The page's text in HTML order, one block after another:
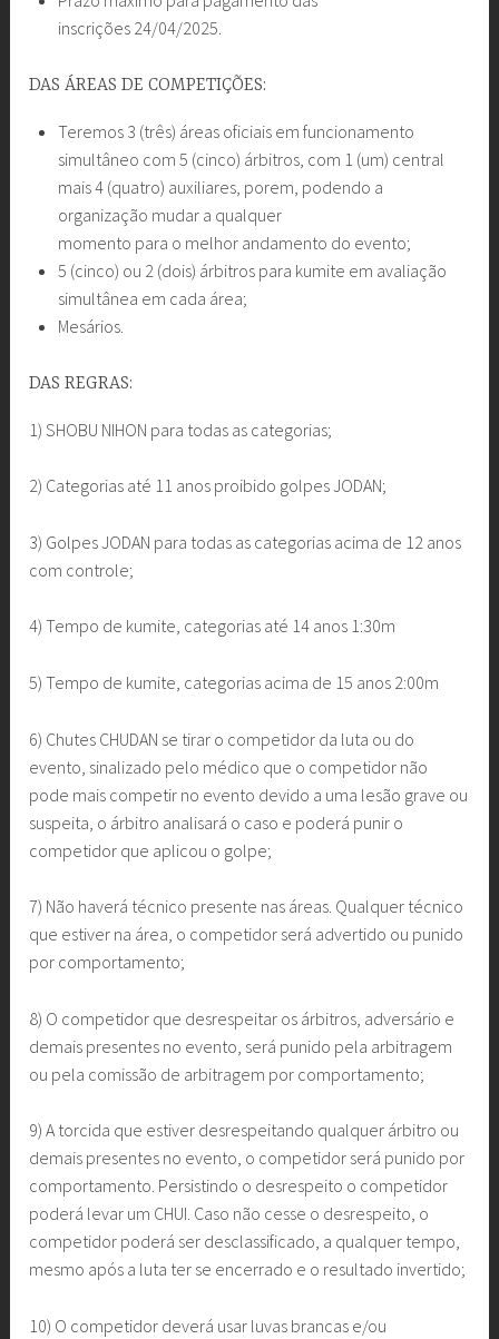
inscrições 24/04/2025.
DAS ÁREAS DE COMPETIÇÕES:
Teremos 3 (três) áreas oficiais em funcionamento
simultâneo com 5 (cinco) árbitros, com 1 (um) central
mais 4 (quatro) auxiliares, porem, podendo a
organização mudar a qualquer
momento para o melhor andamento do evento;
5 (cinco) ou 2 (dois) árbitros para kumite em avaliação
simultânea em cada área;
Mesários.
DAS REGRAS:
1) SHOBU NIHON para todas as categorias;
2) Categorias até 11 anos proibido golpes JODAN;
3) Golpes JODAN para todas as categorias acima de 12 anos
com controle;
4) Tempo de kumite, categorias até 14 anos 1:30m
5) Tempo de kumite, categorias acima de 15 anos 2:00m
6) Chutes CHUDAN se tirar o competidor da luta ou do
evento, sinalizado pelo médico que o competidor não
pode mais competir no evento devido a uma lesão grave ou
suspeita, o árbitro analisará o caso e poderá punir o
competidor que aplicou o golpe;
7) Não haverá técnico presente nas áreas. Qualquer técnico
que estiver na área, o competidor será advertido ou punido
por comportamento;
8) O competidor que desrespeitar os árbitros, adversário e
demais presentes no evento, será punido pela arbitragem
ou pela comissão de arbitragem por comportamento;
9) A torcida que estiver desrespeitando qualquer árbitro ou
demais presentes no evento, o competidor será punido por
comportamento. Persistindo o desrespeito o competidor
poderá levar um CHUI. Caso não cesse o desrespeito, o
competidor poderá ser desclassificado, a qualquer tempo,
mesmo após a luta ter se encerrado e o resultado invertido;
10) O competidor deverá usar luvas brancas e/ou